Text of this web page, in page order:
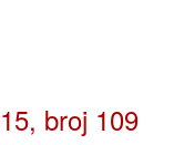
broj 109